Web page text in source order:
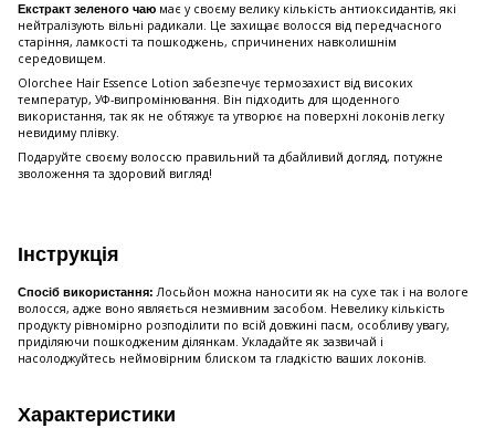
Екстракт зеленого чаю має у своєму велику кількість антиоксидантів, які
нейтралізують вільні радикали. Це захищає волосся від передчасного
старіння, ламкості та пошкоджень, спричинених навколишнім
середовищем.
Olorchee Hair Essence Lotion забезпечує термозахист від високих
температур, УФ-випромінювання. Він підходить для щоденного
використання, так як не обтяжує та утворює на поверхні локонів легку
невидиму плівку.
Подаруйте своєму волоссю правильний та дбайливий догляд, потужне
зволоження та здоровий вигляд!
Інструкція
Спосіб використання: Лосьйон можна наносити як на сухе так і на вологе
волосся, адже воно являється незмивним засобом. Невелику кількість
продукту рівномірно розподілити по всій довжині пасм, особливу увагу,
приділяючи пошкодженим ділянкам. Укладайте як зазвичай і
насолоджуйтесь неймовірним блиском та гладкістю ваших локонів.
Характеристики